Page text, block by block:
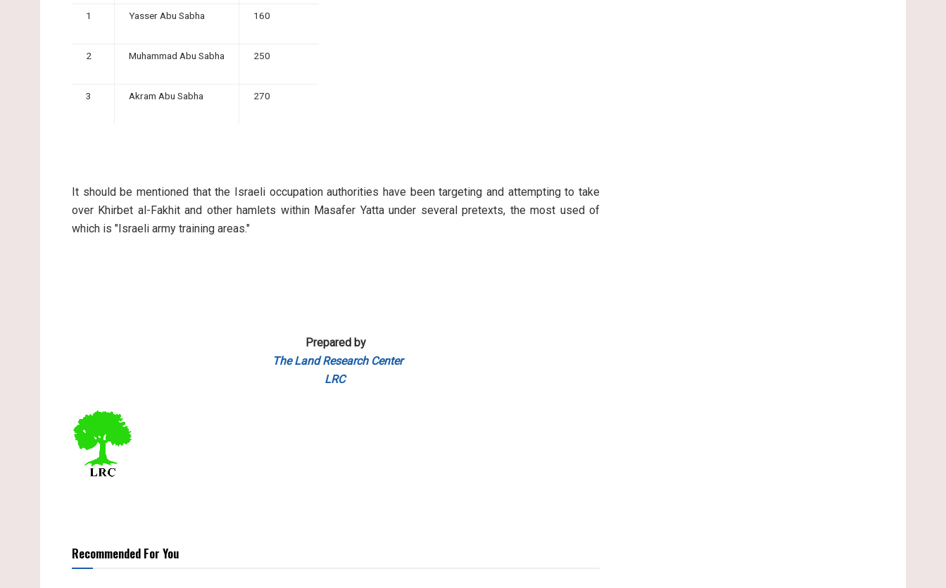
1 Yasser Abu Sabha 160
2 Muhammad Abu Sabha 250
3 Akram Abu Sabha 270
It should be mentioned that the Israeli occupation authorities have been targeting and attempting to take
over Khirbet al-Fakhit and other hamlets within Masafer Yatta under several pretexts, the most used of
which is "Israeli army training areas."
Prepared by
The Land Research Center
LRC
Recommended For You